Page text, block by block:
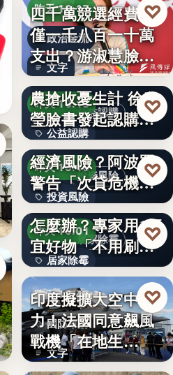
昨天 19:17
政治金流
文字
四千萬競選經費，
僅一千八百一十萬
支出？游淑慧臉書
追問鄭：…
♡
公益認購
昨天 19:15
公益認購
文字
颱風來襲 五峰鄉果
農搶收憂生計 徐欣
瑩臉書發起認購水
梨行…
♡
投資風險
昨天 19:10
投資風險
文字
AI投資恐成下一個
經濟風險？阿波羅
警告「次貸危機
式」逆轉…
♡
居家除霉
昨天 19:01
居家除霉
文字
牆壁反覆潮濕發霉
怎麼辦？專家用1便
宜好物「不用刷清
除陳年…
♡
昨天 18:45
國防軍購
文字
印度擬擴大空中戰
力！法國同意飆風
戰機「在地生
產」，機隊規…
♡